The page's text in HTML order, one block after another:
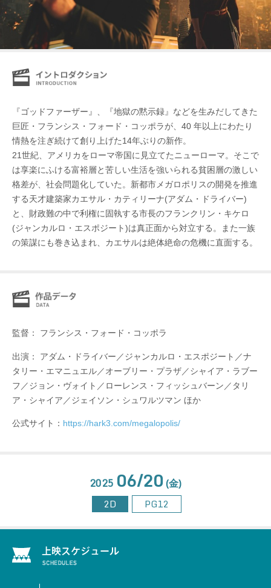
『ゴッドファーザー』、『地獄の黙示録』などを生みだしてきた
巨匠・フランシス・フォード・コッポラが、40 年以上にわたり
情熱を注ぎ続けて創り上げた14年ぶりの新作。
21世紀、アメリカをローマ帝国に見立てたニューローマ。そこで
は享楽にふける富裕層と苦しい生活を強いられる貧困層の激しい
格差が、社会問題化していた。新都市メガロポリスの開発を推進
する天才建築家カエサル・カティリーナ(アダム・ドライバー)
と、財政難の中で利権に固執する市長のフランクリン・キケロ
(ジャンカルロ・エスポジート)は真正面から対立する。また一族
の策謀にも巻き込まれ、カエサルは絶体絶命の危機に直面する。
監督： フランシス・フォード・コッポラ
出演： アダム・ドライバー／ジャンカルロ・エスポジート／ナ
タリー・エマニュエル／オーブリー・プラザ／シャイア・ラブー
フ／ジョン・ヴォイト／ローレンス・フィッシュバーン／タリ
ア・シャイア／ジェイソン・シュワルツマン ほか
公式サイト： https://hark3.com/megalopolis/
2025 06/20 (金)
2D PG12